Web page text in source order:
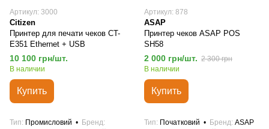
Артикул: 3000
Citizen
Принтер для печати чеков CT-
E351 Ethernet + USB
10 100 грн/шт.
В наличии
Купить
Тип Промисловий
Бренд
Артикул: 878
ASAP
Принтер чеков ASAP POS
SH58
2 000 грн/шт. 2 300 грн
В наличии
Купить
Тип Початковий Бренд ASAP